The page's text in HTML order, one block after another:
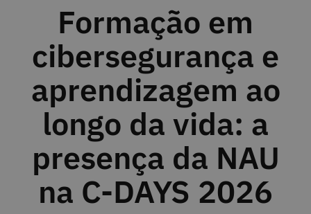
Formação em
cibersegurança e
aprendizagem ao
longo da vida: a
presença da NAU
na C-DAYS 2026